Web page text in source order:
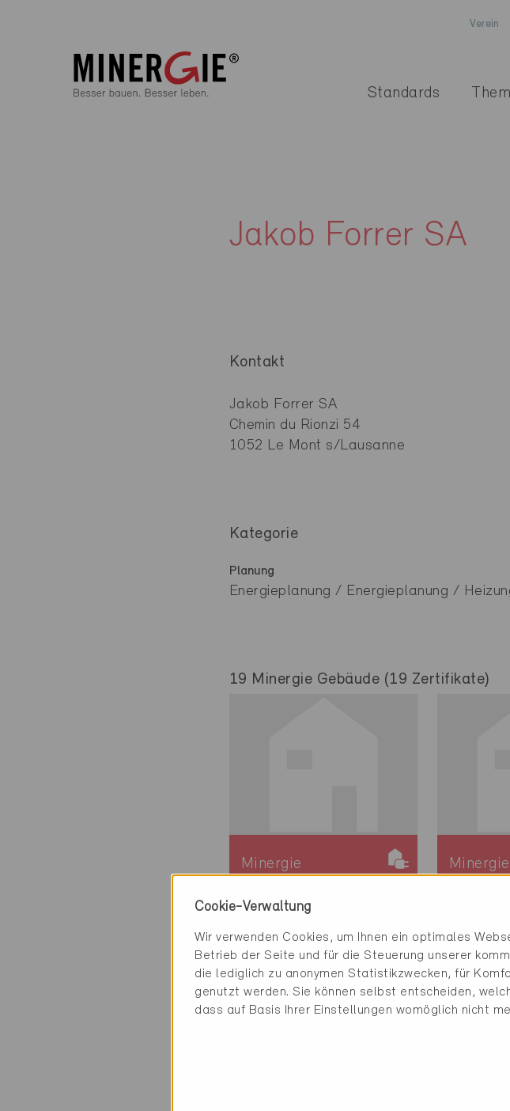
Verein
Standards
Jakob Forrer SA
Kontakt
Jakob Forrer SA
Chemin du Rionzi 54
1052 Le Mont s/Lausanne
Kategorie
Planung
Energieplanung / Energieplanung /
19 Minergie Gebäude (19 Zertifikate)
Minergie
Ebikon 6031
Neubau, Verwaltung /
MFH
LU-1265
Minergie
Neubau,
MFH
LU-1264
Cookie-Verwaltung
Wir verwenden Cookies, um Ihnen ein optimales
Betrieb der Seite und für die Steuerung unserer
die lediglich zu anonymen Statistikzwecken, für
genutzt werden. Sie können selbst entscheiden,
dass auf Basis Ihrer Einstellungen womöglich nicht